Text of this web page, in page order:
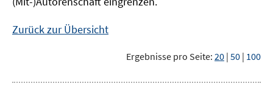
Zurück zur Übersicht
Ergebnisse pro Seite: 20 | 50 | 100